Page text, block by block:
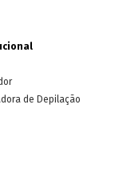
de Depilação